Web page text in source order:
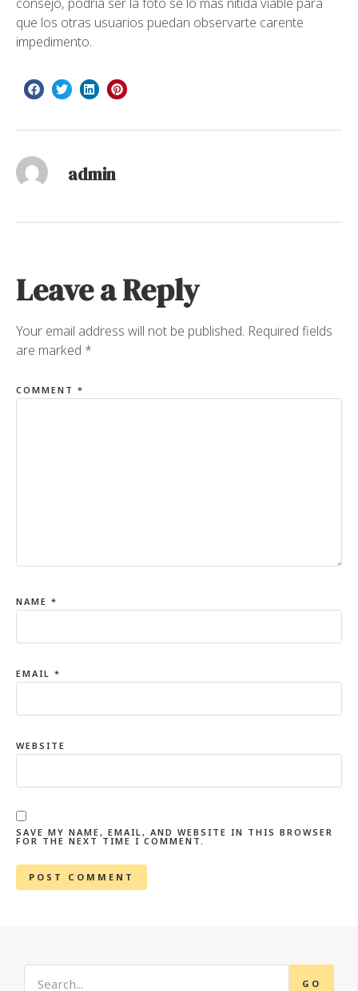
que los otras usuarios puedan observarte carente
impedimento.
admin
Leave a Reply
Your email address will not be published. Required fields
are marked *
COMMENT *
NAME *
EMAIL *
WEBSITE
SAVE MY NAME, EMAIL, AND WEBSITE IN THIS BROWSER
FOR THE NEXT TIME I COMMENT.
GO